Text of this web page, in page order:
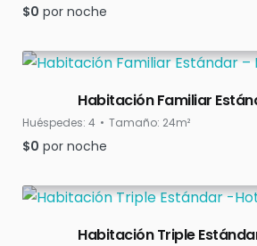
$0 por noche
Habitación Familiar
Huéspedes: 4 Tamaño: 24m²
$0 por noche
Habitación Triple